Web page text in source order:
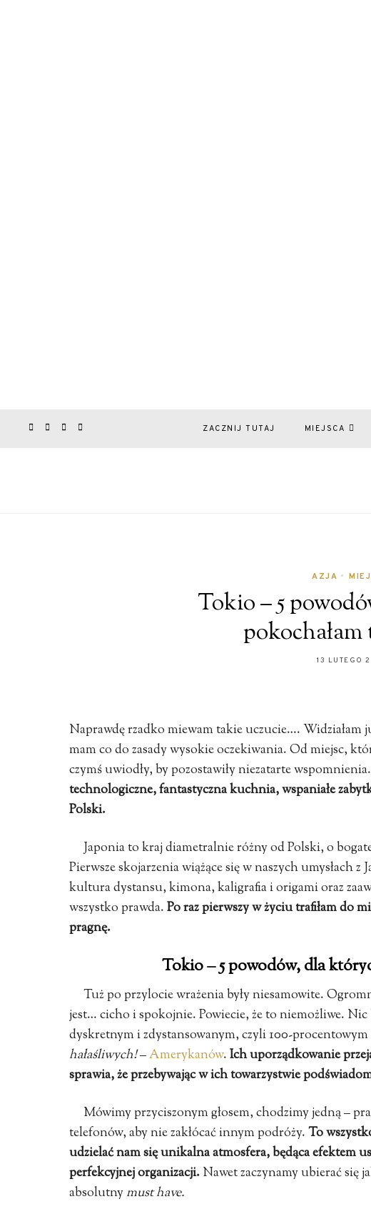
ZACZNIJ TUTAJ MIEJSCA
AZJA •
Tokio – 5
13 LUTEGO
Naprawdę rzadko miewam takie uczucie…. Widziałam
mam co do zasady wysokie oczekiwania. Od miejsc,
czymś uwiodły, by pozostawiły niezatarte wspomnienia.
technologiczne, fantastyczna kuchnia, wspaniałe
Polski.
Japonia to kraj diametralnie różny od Polski, o
Pierwsze skojarzenia wiążące się w naszych umysłach
kultura dystansu, kimona, kaligrafia i origami oraz
wszystko prawda.Po raz pierwszy w życiu trafiłam do
pragnę.
Tokio – 5 powodów, dla
Tuż po przylocie wrażenia były niesamowite.
jest… cicho i spokojnie. Powiecie, że to niemożliwe.
dyskretnym i zdystansowanym, czyli 100-
hałaśliwych!–Amerykanów.Ich uporządkowanie
sprawia, że przebywając w ich towarzystwie
Mówimy przyciszonym głosem, chodzimy jedną –
telefonów, aby nie zakłócać innym podróży.To
udzielać nam się unikalna atmosfera, będąca efektem
perfekcyjnej organizacji.Nawet zaczynamy ubierać się
absolutnymust have.